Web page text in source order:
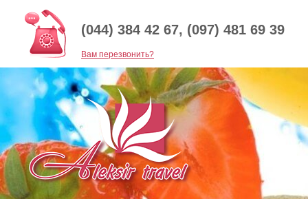
(044) 384 42 67, (097) 481 69 39
Baм перезвонить?